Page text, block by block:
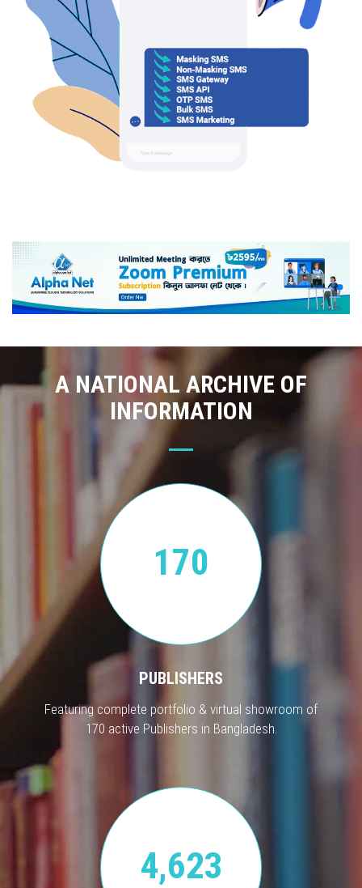
A NATIONAL ARCHIVE OF
INFORMATION
170
PUBLISHERS
Featuring complete portfolio & virtual showroom of
170 active Publishers in Bangladesh.
4,623